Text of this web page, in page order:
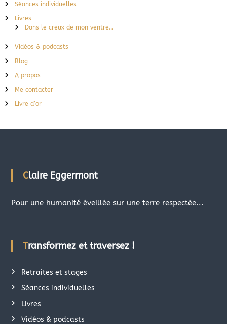
Séances individuelles
Livres
Dans le creux de mon ventre…
Vidéos & podcasts
Blog
A propos
Me contacter
Livre d’or
Claire Eggermont
Pour une humanité éveillée sur une terre respectée...
Transformez et traversez !
Retraites et stages
Séances individuelles
Livres
Vidéos & podcasts